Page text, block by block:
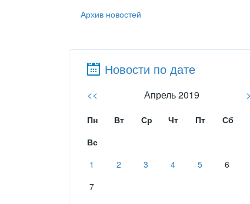
Архив новостей
Новости по дате
<< Апрель 2019
Пн Вт Ср Чт Пт
Сб
Вс
1
2 3 4 5
6
7